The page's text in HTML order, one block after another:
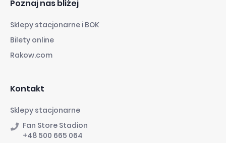
Poznaj nas bliżej
Sklepy stacjonarne i BOK
Bilety online
Rakow.com
Kontakt
Sklepy stacjonarne
Fan Store Stadion
+48 500 665 064